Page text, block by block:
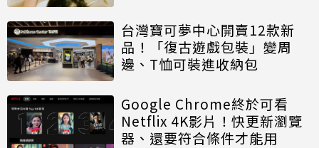
台灣寶可夢中心開賣12款新
品！「復古遊戲包裝」變周
邊、T恤可裝進收納包
Google Chrome終於可看
Netflix 4K影片！快更新瀏覽
器、還要符合條件才能用